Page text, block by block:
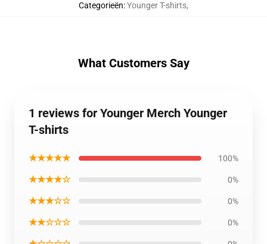
Categorieën:Younger T-shirts,
What Customers Say
1 reviews for Younger Merch Younger
T-shirts
★★★★★ 100%
★★★★☆ 0%
★★★☆☆ 0%
★★☆☆☆ 0%